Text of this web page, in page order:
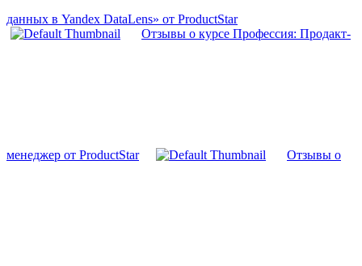
данных в Yandex DataLens» от ProductStar
Отзывы о курсе Профессия: Продакт-
менеджер от ProductStar Отзывы о